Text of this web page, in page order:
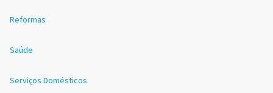
Reformas
Saúde
Serviços Domésticos